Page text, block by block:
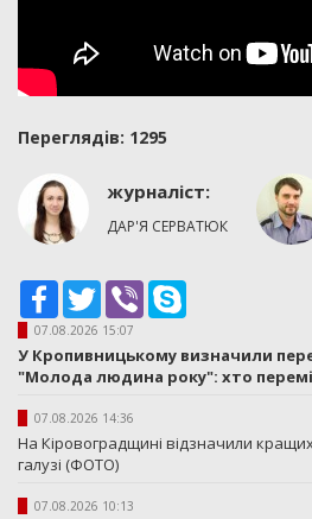
Переглядiв: 1295
журналіст:
ДАР'Я СЕРВАТЮК
Facebook
TwitterViber
07.08.2026 15:07
У Кропивницькому визначили
"Молода людина року": хто
07.08.2026 14:36
На Кіровоградщині відзначили
галузі (ФОТО)
07.08.2026 10:13